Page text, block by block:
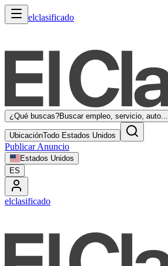
elclasificado
¿Qué buscas?Buscar empleo, servicio, auto...
UbicaciónTodo Estados Unidos
Publicar Anuncio
Estados Unidos
ES
elclasificado